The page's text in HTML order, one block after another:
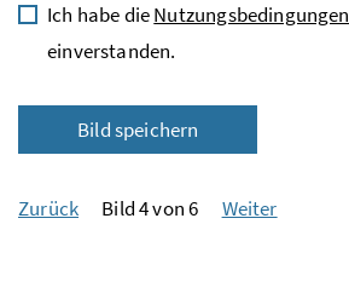
Ich habe dieNutzungsbedingungen
einverstanden.
Bild speichern
Zurück Bild 4 von 6 Weiter